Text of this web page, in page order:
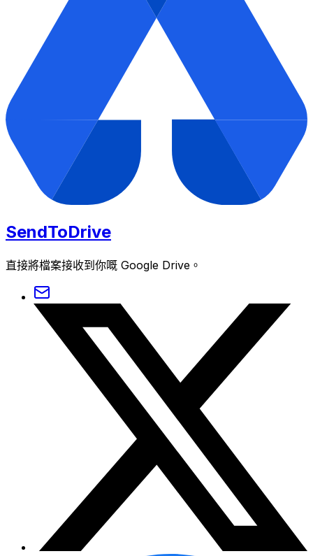
SendToDrive
直接將檔案接收到你嘅 Google Drive。